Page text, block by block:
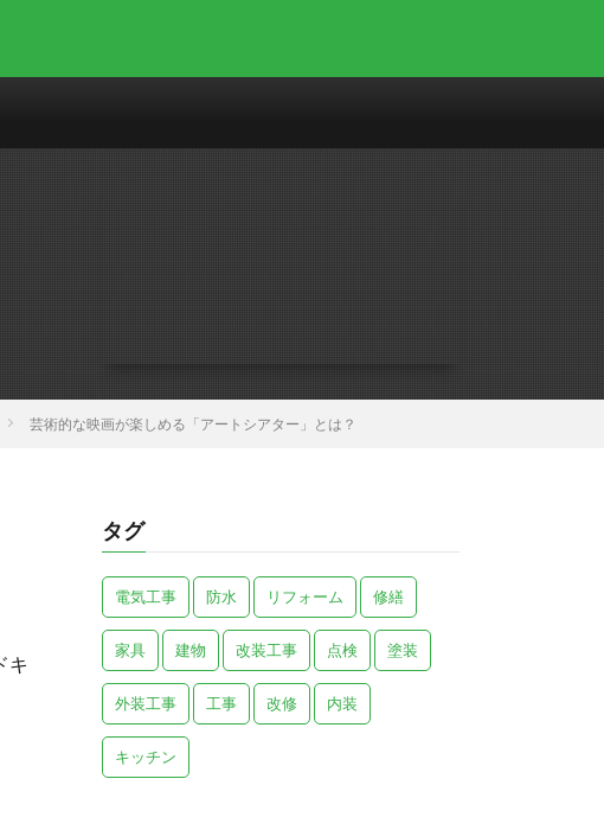
芸術的な映画が楽しめる「アートシアター」とは？
キ
タグ
電気工事 防水 リフォーム 修繕
家具 建物 改装工事 点検 塗装
外装工事 工事 改修 内装
キッチン